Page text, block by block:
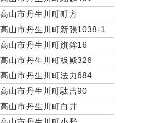
高山市丹生川町町方
高山市丹生川町新張1038-1
高山市丹生川町旗鉾16
高山市丹生川町板殿326
高山市丹生川町法力684
高山市丹生川町駄吉90
高山市丹生川町白井